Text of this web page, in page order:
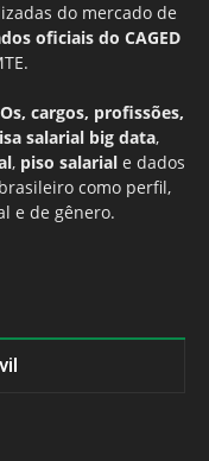
do mercado de
oficiais do CAGED
cargos, profissões,
salarial big data,
, piso salarial e dados
como perfil,
e de gênero.